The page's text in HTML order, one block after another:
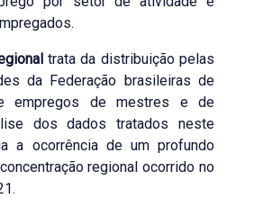
trata da distribuição pelas
da Federação brasileiras de
empregos de mestres e de
dos dados tratados neste
a ocorrência de um profundo
regional ocorrido no